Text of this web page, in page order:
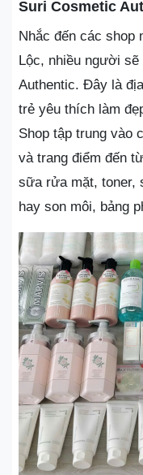
Suri Cosmetic
Nhắc đến các
Lộc, nhiều người
Authentic. Đây là
trẻ yêu thích làm
Shop tập trung vào
và trang điểm đến
sữa rửa mặt, toner,
hay son môi, bảng